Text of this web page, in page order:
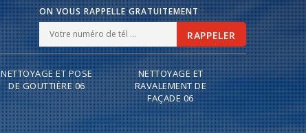
ON VOUS RAPPELLE GRATUITEMENT
NETTOYAGE ET POSE
DE GOUTTIÈRE 06
NETTOYAGE ET
RAVALEMENT DE
FAÇADE 06